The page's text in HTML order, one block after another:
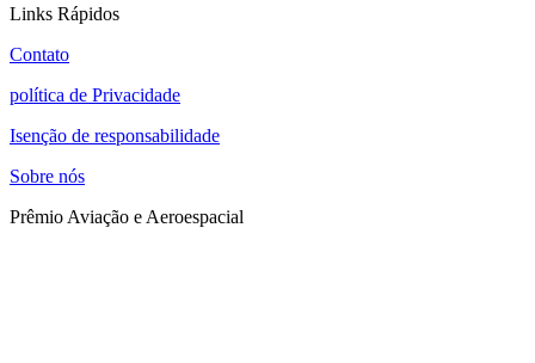
Links Rápidos
Contato
política de Privacidade
Isenção de responsabilidade
Sobre nós
Prêmio Aviação e Aeroespacial